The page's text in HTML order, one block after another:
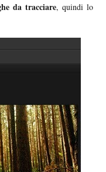
da tracciare, quindi lo